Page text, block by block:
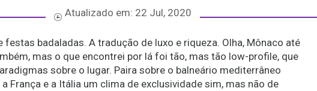
Atualizado em: 22 Jul, 2020
festas badaladas. A tradução de luxo e riqueza. Olha, Mônaco até
mas o que encontrei por lá foi tão, mas tão low-profile, que
sobre o lugar. Paira sobre o balneário mediterrâneo
França e a Itália um clima de exclusividade sim, mas não de